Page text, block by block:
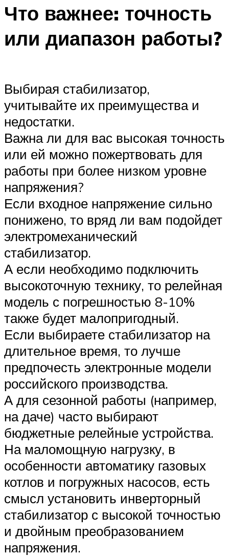
Что важнее: точность
или диапазон работы?
Выбирая стабилизатор,
учитывайте их преимущества и
недостатки.
Важна ли для вас высокая точность
или ей можно пожертвовать для
работы при более низком уровне
напряжения?
Если входное напряжение сильно
понижено, то вряд ли вам подойдет
электромеханический
стабилизатор.
А если необходимо подключить
высокоточную технику, то релейная
модель с погрешностью 8-10%
также будет малопригодный.
Если выбираете стабилизатор на
длительное время, то лучше
предпочесть электронные модели
российского производства.
А для сезонной работы (например,
на даче) часто выбирают
бюджетные релейные устройства.
На маломощную нагрузку, в
особенности автоматику газовых
котлов и погружных насосов, есть
смысл установить инверторный
стабилизатор с высокой точностью
и двойным преобразованием
напряжения.